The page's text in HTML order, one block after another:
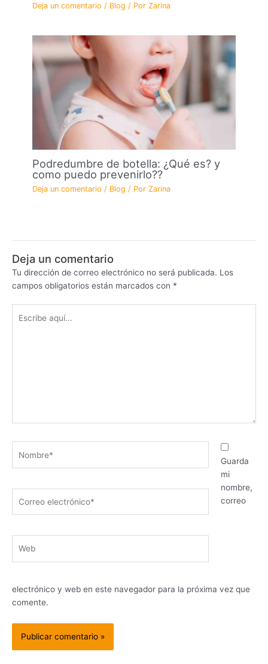
Deja un comentario / Blog / PorZarina
Podredumbre de botella: ¿Qué es? y
como puedo prevenirlo??
Deja un comentario / Blog / PorZarina
Deja un comentario
Tu dirección de correo electrónico no será publicada. Los
campos obligatorios están marcados con *
aquí...
electrónico*
Guarda
mi
nombre,
correo
electrónico y web en este navegador para la próxima vez que
comente.